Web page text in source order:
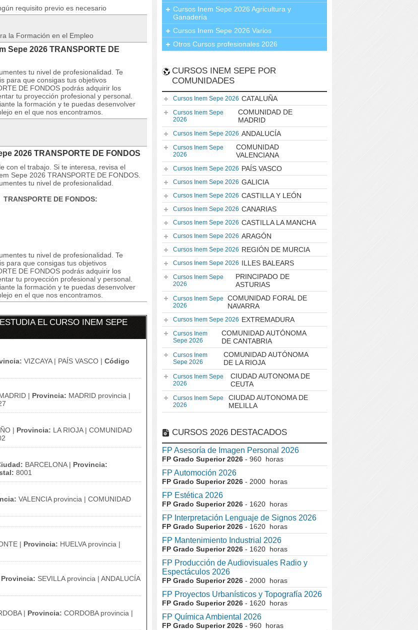
requisito previo es necesario
la Formación en el Empleo
Sepe 2026 TRANSPORTE DE
tu nivel de profesionalidad. Te
para que consigas tus objetivos
DE FONDOS podrás adquirir los
tu proyección profesional y personal.
la formación y te puedas desenvolver
en el que nos encontramos.
2026 TRANSPORTE DE FONDOS
con el trabajo. Si te interesa, revisa el
Sepe 2026 TRANSPORTE DE FONDOS.
tu nivel de profesionalidad.
DE FONDOS:
tu nivel de profesionalidad. Te
para que consigas tus objetivos
DE FONDOS podrás adquirir los
tu proyección profesional y personal.
la formación y te puedas desenvolver
en el que nos encontramos.
EL CURSO INEM SEPE
VIZCAYA | PAÍS VASCO | Código
| Provincia: MADRID provincia |
| Provincia: LA RIOJA | COMUNIDAD
BARCELONA | Provincia:
8001
VALENCIA provincia | COMUNIDAD
| Provincia: HUELVA provincia |
Provincia: SEVILLA provincia | ANDALUCÍA
| Provincia: CORDOBA provincia |
Cursos Inem Sepe 2026 Agricultura y
Ganadería
Cursos Inem Sepe 2026 Varios
Otros Cursos profesionales 2026
CURSOS INEM SEPE POR
COMUNIDADES
Cursos Inem Sepe 2026 CATALUÑA
Cursos Inem Sepe
2026
COMUNIDAD DE
MADRID
Cursos Inem Sepe 2026 ANDALUCÍA
Cursos Inem Sepe
2026
COMUNIDAD
VALENCIANA
Cursos Inem Sepe 2026 PAÍS VASCO
Cursos Inem Sepe 2026 GALICIA
Cursos Inem Sepe 2026 CASTILLA Y LEÓN
Cursos Inem Sepe 2026 CANARIAS
Cursos Inem Sepe 2026 CASTILLA LA MANCHA
Cursos Inem Sepe 2026 ARAGÓN
Cursos Inem Sepe 2026 REGIÓN DE MURCIA
Cursos Inem Sepe 2026 ILLES BALEARS
Cursos Inem Sepe
2026
PRINCIPADO DE
ASTURIAS
Cursos Inem Sepe
2026
COMUNIDAD FORAL DE
NAVARRA
Cursos Inem Sepe 2026 EXTREMADURA
Cursos Inem
Sepe 2026
COMUNIDAD AUTÓNOMA
DE CANTABRIA
Cursos Inem
Sepe 2026
COMUNIDAD AUTÓNOMA
DE LA RIOJA
Cursos Inem Sepe
2026
CIUDAD AUTONOMA DE
CEUTA
Cursos Inem Sepe
2026
CIUDAD AUTONOMA DE
MELILLA
CURSOS 2026 DESTACADOS
FP Asesoría de Imagen Personal 2026
FP Grado Superior 2026 - 960 horas
FP Automoción 2026
FP Grado Superior 2026 - 2000 horas
FP Estética 2026
FP Grado Superior 2026 - 1620 horas
FP Interpretación Lenguaje de Signos 2026
FP Grado Superior 2026 - 1620 horas
FP Mantenimiento Industrial 2026
FP Grado Superior 2026 - 1620 horas
FP Producción de Audiovisuales Radio y
Espectáculos 2026
FP Grado Superior 2026 - 2000 horas
FP Proyectos Urbanísticos y Topografía 2026
FP Grado Superior 2026 - 1620 horas
FP Química Ambiental 2026
FP Grado Superior 2026 - 960 horas